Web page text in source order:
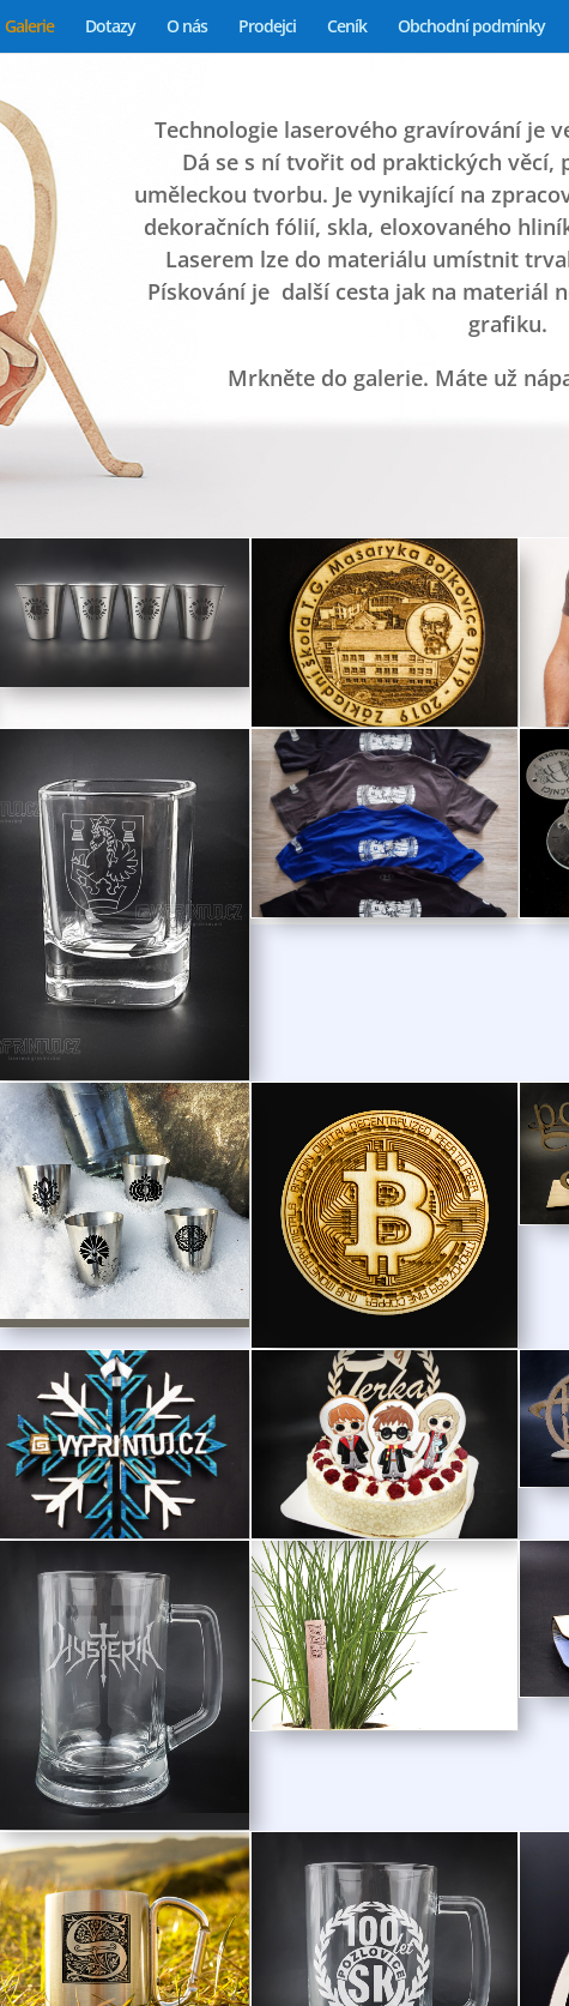
Galerie Dotazy O nás Prodejci Ceník Obchodní podmínky
Technologie laserového gravírování je
Dá se s ní tvořit od praktických věcí,
uměleckou tvorbu. Je vynikající na
dekoračních fólií, skla, eloxovaného
Laserem lze do materiálu umístnit
Pískování je další cesta jak na materiál
grafiku.
Mrkněte do galerie. Máte už